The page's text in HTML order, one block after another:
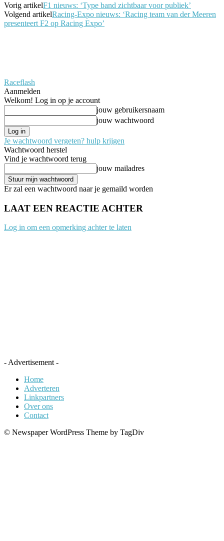
Vorig artikelF1 nieuws: ‘Type band zichtbaar voor publiek’
Volgend artikelRacing-Expo nieuws: ‘Racing team van der Meeren
presenteert F2 op Racing Expo’
Raceflash
Aanmelden
Welkom! Log in op je account
jouw gebruikersnaam
jouw wachtwoord
Je wachtwoord vergeten? hulp krijgen
Wachtwoord herstel
Vind je wachtwoord terug
jouw mailadres
Er zal een wachtwoord naar je gemaild worden
LAAT EEN REACTIE ACHTER
Log in om een opmerking achter te laten
- Advertisement -
Home
Adverteren
Linkpartners
Over ons
Contact
© Newspaper WordPress Theme by TagDiv